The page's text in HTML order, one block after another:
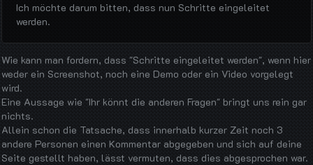
Ich möchte darum bitten, dass nun Schritte eingeleitet
werden.
Wie kann man fordern, dass "Schritte eingeleitet werden", wenn hier
weder ein Screenshot, noch eine Demo oder ein Video vorgelegt
wird.
Eine Aussage wie "Ihr könnt die anderen Fragen" bringt uns rein gar
nichts.
Allein schon die Tatsache, dass innerhalb kurzer Zeit noch 3
andere Personen einen Kommentar abgegeben und sich auf deine
Seite gestellt haben, lässt vermuten, dass dies abgesprochen war.